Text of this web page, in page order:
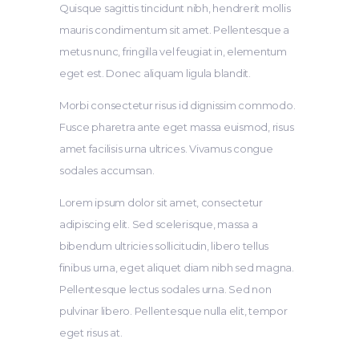
Quisque sagittis tincidunt nibh, hendrerit mollis
mauris condimentum sit amet. Pellentesque a
metus nunc, fringilla vel feugiat in, elementum
eget est. Donec aliquam ligula blandit.
Morbi consectetur risus id dignissim commodo.
Fusce pharetra ante eget massa euismod, risus
amet facilisis urna ultrices. Vivamus congue
sodales accumsan.
Lorem ipsum dolor sit amet, consectetur
adipiscing elit. Sed scelerisque, massa a
bibendum ultricies sollicitudin, libero tellus
finibus urna, eget aliquet diam nibh sed magna.
Pellentesque lectus sodales urna. Sed non
pulvinar libero. Pellentesque nulla elit, tempor
eget risus at.